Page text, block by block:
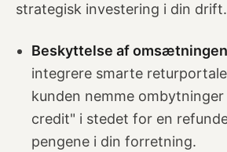
strategisk investering i din
Beskyttelse af
integrere smarte
kunden nemme
credit" i stedet for en
pengene i din forretning.